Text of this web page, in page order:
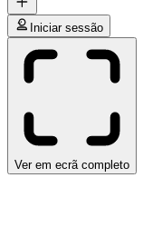
Iniciar sessão
Ver em ecrã completo